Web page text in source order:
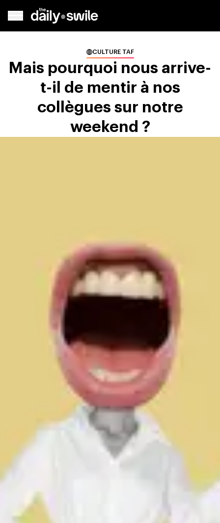
CULTURE TAF
Mais pourquoi nous arrive-
t-il de mentir à nos
collègues sur notre
weekend ?